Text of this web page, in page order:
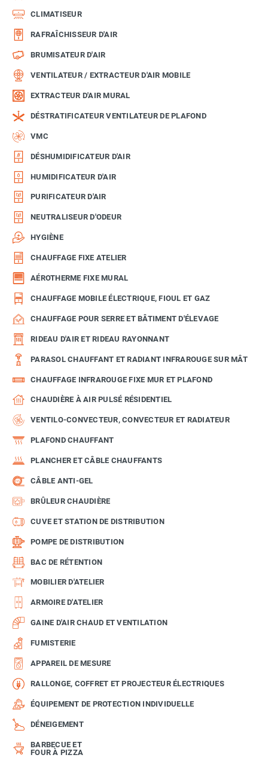
CLIMATISEUR
RAFRAÎCHISSEUR D'AIR
BRUMISATEUR D'AIR
VENTILATEUR / EXTRACTEUR D'AIR MOBILE
EXTRACTEUR D'AIR MURAL
DÉSTRATIFICATEUR VENTILATEUR DE PLAFOND
VMC
DÉSHUMIDIFICATEUR D'AIR
HUMIDIFICATEUR D'AIR
PURIFICATEUR D'AIR
NEUTRALISEUR D'ODEUR
HYGIÈNE
CHAUFFAGE FIXE ATELIER
AÉROTHERME FIXE MURAL
CHAUFFAGE MOBILE ÉLECTRIQUE, FIOUL ET GAZ
CHAUFFAGE POUR SERRE ET BÂTIMENT D'ÉLEVAGE
RIDEAU D'AIR ET RIDEAU RAYONNANT
PARASOL CHAUFFANT ET RADIANT INFRAROUGE SUR MÂT
CHAUFFAGE INFRAROUGE FIXE MUR ET PLAFOND
CHAUDIÈRE À AIR PULSÉ RÉSIDENTIEL
VENTILO-CONVECTEUR, CONVECTEUR ET RADIATEUR
PLAFOND CHAUFFANT
PLANCHER ET CÂBLE CHAUFFANTS
CÂBLE ANTI-GEL
BRÛLEUR CHAUDIÈRE
CUVE ET STATION DE DISTRIBUTION
POMPE DE DISTRIBUTION
BAC DE RÉTENTION
MOBILIER D'ATELIER
ARMOIRE D'ATELIER
GAINE D'AIR CHAUD ET VENTILATION
FUMISTERIE
APPAREIL DE MESURE
RALLONGE, COFFRET ET PROJECTEUR ÉLECTRIQUES
ÉQUIPEMENT DE PROTECTION INDIVIDUELLE
DÉNEIGEMENT
BARBECUE ET
FOUR À PIZZA